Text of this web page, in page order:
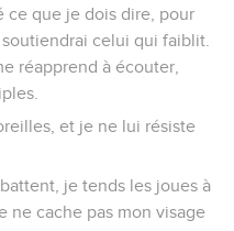
ce que je dois dire, pour
celui qui faiblit.
réapprend à écouter,
et je ne lui résiste
je tends les joues à
ne cache pas mon visage